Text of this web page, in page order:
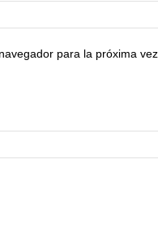
para la próxima